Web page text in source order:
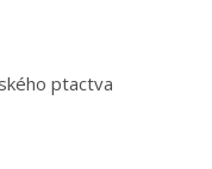
ptactva